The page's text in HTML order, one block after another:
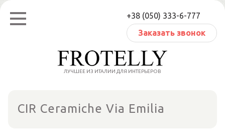
Перейти
содержанию
+38 (050) 333-6-777
Заказать звонок
ЛУЧШЕЕ ИЗ ИТАЛИИ ДЛЯ ИНТЕРЬЕРОВ
CIR Ceramiche Via Emilia